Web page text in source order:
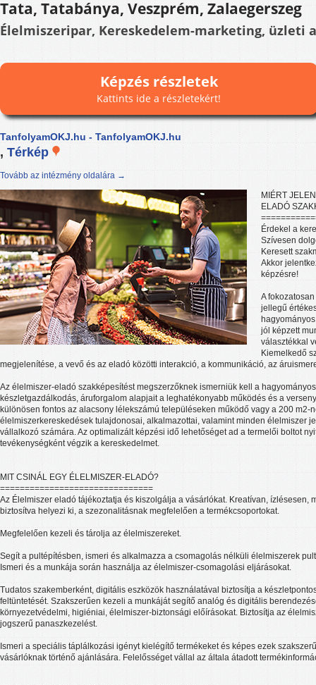
Tata, Tatabánya, Veszprém, Zalaegerszeg
Élelmiszeripar, Kereskedelem-marketing, üzleti
Képzés részletek
Kattints ide a részletekért!
TanfolyamOKJ.hu - TanfolyamOKJ.hu
, Térkép
Tovább az intézmény oldalára →
MIÉRT
ELADÓ
Érdekel a
Szívesen
Keresett
Akkor
képzésre!
A
jellegű
jól képzett
választékkal
Kiemelkedő
megjelenítése, a vevő és az eladó közötti interakció, a kommunikáció, az
Az élelmiszer-eladó szakképesítést megszerzőknek ismerniük kell a
készletgazdálkodás, áruforgalom alapjait a leghatékonyabb működés és a
különösen fontos az alacsony lélekszámú településeken működő vagy a 200 m2-
élelmiszerkereskedések tulajdonosai, alkalmazottai, valamint minden élelmiszer
vállalkozó számára. Az optimalizált képzési idő lehetőséget ad a termelői boltot
tevékenységként végzik a kereskedelmet.
MIT CSINÁL EGY ÉLELMISZER-ELADÓ?
===============================
Az Élelmiszer eladó tájékoztatja és kiszolgálja a vásárlókat. Kreatívan, ízlésesen,
biztosítva helyezi ki, a szezonalitásnak megfelelően a termékcsoportokat.
Megfelelően kezeli és tárolja az élelmiszereket.
Segít a pultépítésben, ismeri és alkalmazza a csomagolás nélküli élelmiszerek
Ismeri és a munkája során használja az élelmiszer-csomagolási eljárásokat.
Tudatos szakemberként, digitális eszközök használatával biztosítja a
feltüntetését. Szakszerűen kezeli a munkáját segítő analóg és digitális
környezetvédelmi, higiéniai, élelmiszer-biztonsági előírásokat. Biztosítja az
jogszerű panaszkezelést.
Ismeri a speciális táplálkozási igényt kielégítő termékeket és képes ezek
vásárlóknak történő ajánlására. Felelősséget vállal az általa átadott